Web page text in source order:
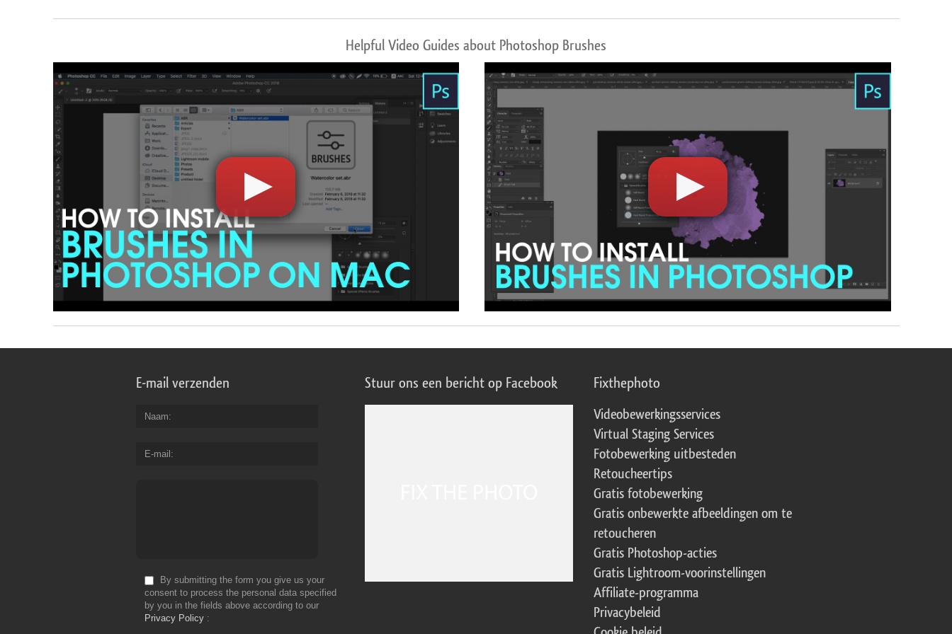
Helpful Video Guides about Photoshop Brushes
E-mail verzenden
Naam
E-mail
By submitting the form you give us your
consent to process the personal data specified
by you in the fields above according to our
Privacy Policy
Stuur ons een bericht op Facebook Fixthephoto
Videobewerkingsservices
Virtual Staging Services
Fotobewerking uitbesteden
Retoucheertips
Gratis fotobewerking
Gratis onbewerkte afbeeldingen om te
retoucheren
Gratis Photoshop-acties
Gratis Lightroom-voorinstellingen
Affiliate-programma
Privacybeleid